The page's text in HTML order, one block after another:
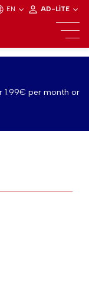
EN AD-LITE
1.99€ per month or